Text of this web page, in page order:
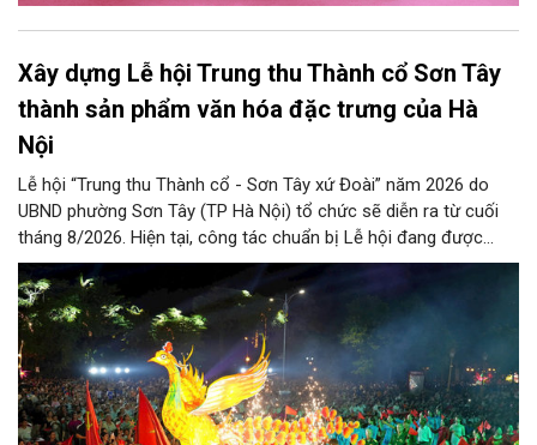
Xây dựng Lễ hội Trung thu Thành cổ Sơn Tây
thành sản phẩm văn hóa đặc trưng của Hà
Nội
Lễ hội “Trung thu Thành cổ - Sơn Tây xứ Đoài” năm 2026 do
UBND phường Sơn Tây (TP Hà Nội) tổ chức sẽ diễn ra từ cuối
tháng 8/2026. Hiện tại, công tác chuẩn bị Lễ hội đang được
chính quyền phường Sơn Tây cùng các phòng, ban, ngành, đơn
vị và 25 tổ dân phố khẩn trương triển khai, tạo khí thế sôi nổi,
sẵn sàng mang đến cho Nhân dân và du khách một mùa Trung
thu quy mô, đặc sắc và giàu bản sắc văn hóa xứ Đoài.